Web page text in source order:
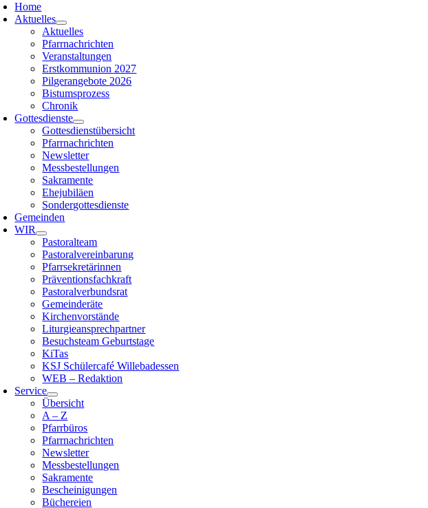
Home
Aktuelles
Aktuelles
Pfarrnachrichten
Veranstaltungen
Erstkommunion 2027
Pilgerangebote 2026
Bistumsprozess
Chronik
Gottesdienste
Gottesdienstübersicht
Pfarrnachrichten
Newsletter
Messbestellungen
Sakramente
Ehejubiläen
Sondergottesdienste
Gemeinden
WIR
Pastoralteam
Pastoralvereinbarung
Pfarrsekretärinnen
Präventionsfachkraft
Pastoralverbundsrat
Gemeinderäte
Kirchenvorstände
Liturgieansprechpartner
Besuchsteam Geburtstage
KiTas
KSJ Schülercafé Willebadessen
WEB – Redaktion
Service
Übersicht
A – Z
Pfarrbüros
Pfarrnachrichten
Newsletter
Messbestellungen
Sakramente
Bescheinigungen
Büchereien